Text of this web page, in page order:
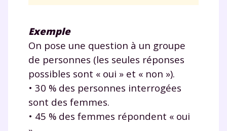
Exemple
On pose une question à un groupe
de personnes (les seules réponses
possibles sont « oui » et « non »).
• 30 % des personnes interrogées
sont des femmes.
• 45 % des femmes répondent « oui